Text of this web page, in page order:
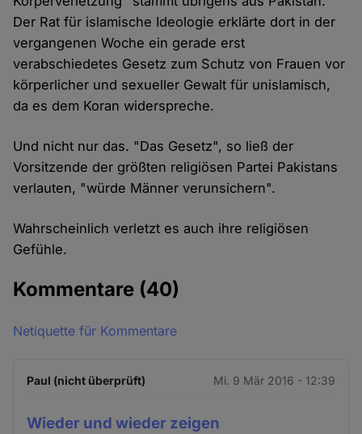
Der Rat für islamische Ideologie erklärte dort in der
vergangenen Woche ein gerade erst
verabschiedetes Gesetz zum Schutz von Frauen vor
körperlicher und sexueller Gewalt für unislamisch,
da es dem Koran widerspreche.
Und nicht nur das. "Das Gesetz", so ließ der
Vorsitzende der größten religiösen Partei Pakistans
verlauten, "würde Männer verunsichern".
Wahrscheinlich verletzt es auch ihre religiösen
Gefühle.
Kommentare (40)
Netiquette für Kommentare
Paul (nicht überprüft) Mi. 9 Mär 2016 - 12:39
Wieder und wieder zeigen